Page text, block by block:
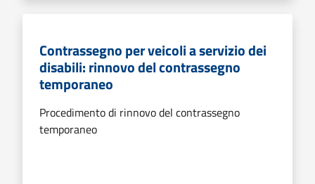
Contrassegno per veicoli a servizio dei
disabili: rinnovo del contrassegno
temporaneo
Procedimento di rinnovo del contrassegno
temporaneo